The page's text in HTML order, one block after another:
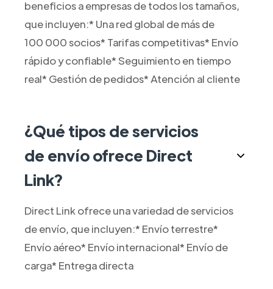
beneficios a empresas de todos los tamaños,
que incluyen:* Una red global de más de
100 000 socios* Tarifas competitivas* Envío
rápido y confiable* Seguimiento en tiempo
real* Gestión de pedidos* Atención al cliente
¿Qué tipos de servicios
de envío ofrece Direct
Link?
Direct Link ofrece una variedad de servicios
de envío, que incluyen:* Envío terrestre*
Envío aéreo* Envío internacional* Envío de
carga* Entrega directa